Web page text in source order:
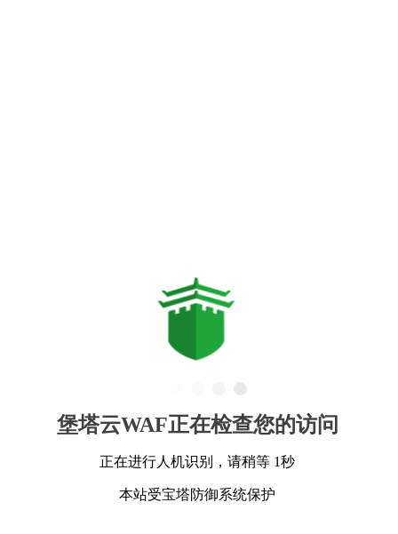
堡塔云WAF正在检查您的访问
正在进行人机识别，请稍等 1秒
本站受宝塔防御系统保护